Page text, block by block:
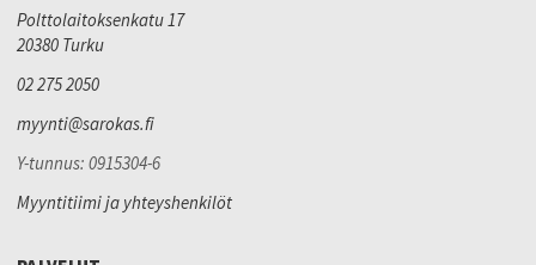
Polttolaitoksenkatu 17
20380 Turku
02 275 2050
myynti@sarokas.fi
Y-tunnus: 0915304-6
Myyntitiimi ja yhteyshenkilöt